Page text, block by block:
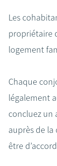
Les
propriétaire
logement
Chaque
légalement
concluez un
auprès de
être